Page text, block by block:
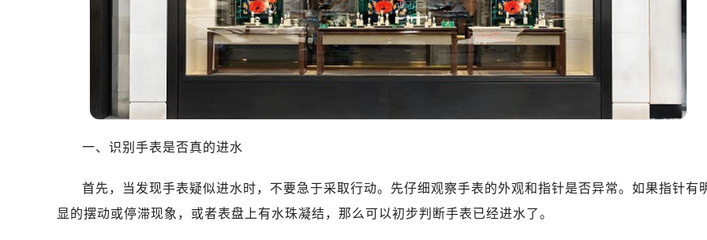
长沙市芙蓉区定王台街道建湘路393号世茂环球金融中心写字楼（芙蓉广场）10层13室（需提前预约）
郑州市二七区铭功路10号华润大厦写字楼29层2905室（需提前预约）
太原市迎泽区解放路15号亨得利名表服务中心（品牌授权店）3层整层（需提前预约）
沈阳市沈河区中街路137号亨得利名表服务中心（品牌授权店）1层整层（需提前预约）
沈阳市沈河区中街路83号亨得利名表服务中心（品牌授权店）1层整层（需提前预约）
乌鲁木齐市天山区红山路26号时代广场（CCMALL）C座17层17-B（需提前预约）
温州市鹿城区锦绣路1067号置信广场10层1015室（需提前预约）
大连市中山区人民路15号国际金融大厦7层G室（需提前预约）
佛山市禅城区季华五路57号万科金融中心C座12层1205室（需提前预约）
一、识别手表是否真的进水
首先，当发现手表疑似进水时，不要急于采取行动。先仔细观察手表的外观和指针是否异常。如果指针有
显的摆动或停滞现象，或者表盘上有水珠凝结，那么可以初步判断手表已经进水了。